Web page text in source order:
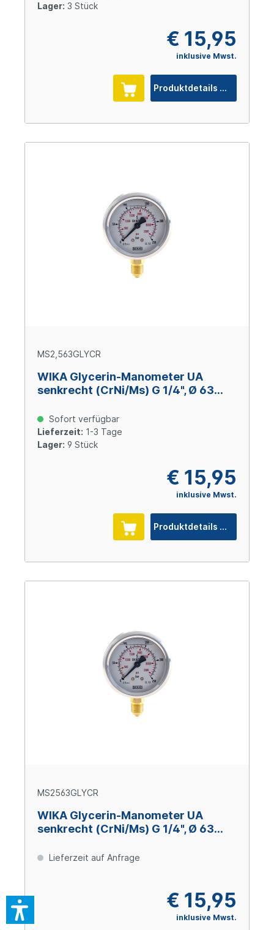
Lager: 3 Stück
€ 15,95
inklusive Mwst.
Produktdetails
MS2,563GLYCR
WIKA Glycerin-Manometer UA
senkrecht (CrNi/Ms) G 1/4", Ø 63
Sofort verfügbar
Lieferzeit: 1-3 Tage
Lager: 9 Stück
€ 15,95
inklusive Mwst.
Produktdetails
MS2563GLYCR
WIKA Glycerin-Manometer UA
senkrecht (CrNi/Ms) G 1/4", Ø 63
Lieferzeit auf Anfrage
€ 15,95
inklusive Mwst.